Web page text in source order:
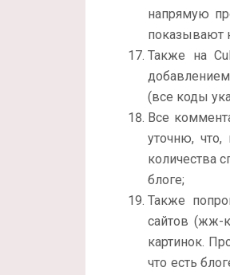
напрямую
показывают
Также на
(все коды
Все
уточню,
количества
блоге;
Также
сайтов (жж-
картинок.
что есть